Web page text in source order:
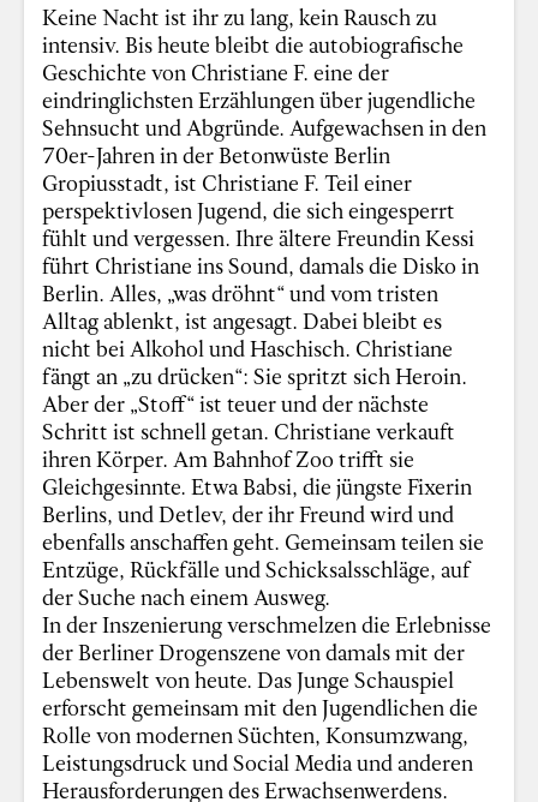
Keine Nacht ist ihr zu lang, kein Rausch zu
intensiv. Bis heute bleibt die autobiografische
Geschichte von Christiane F. eine der
eindringlichsten Erzählungen über jugendliche
Sehnsucht und Abgründe. Aufgewachsen in den
70er-Jahren in der Betonwüste Berlin
Gropiusstadt, ist Christiane F. Teil einer
perspektivlosen Jugend, die sich eingesperrt
fühlt und vergessen. Ihre ältere Freundin Kessi
führt Christiane ins Sound, damals die Disko in
Berlin. Alles, „was dröhnt“ und vom tristen
Alltag ablenkt, ist angesagt. Dabei bleibt es
nicht bei Alkohol und Haschisch. Christiane
fängt an „zu drücken“: Sie spritzt sich Heroin.
Aber der „Stoff“ ist teuer und der nächste
Schritt ist schnell getan. Christiane verkauft
ihren Körper. Am Bahnhof Zoo trifft sie
Gleichgesinnte. Etwa Babsi, die jüngste Fixerin
Berlins, und Detlev, der ihr Freund wird und
ebenfalls anschaffen geht. Gemeinsam teilen sie
Entzüge, Rückfälle und Schicksalsschläge, auf
der Suche nach einem Ausweg.
In der Inszenierung verschmelzen die Erlebnisse
der Berliner Drogenszene von damals mit der
Lebenswelt von heute. Das Junge Schauspiel
erforscht gemeinsam mit den Jugendlichen die
Rolle von modernen Süchten, Konsumzwang,
Leistungsdruck und Social Media und anderen
Herausforderungen des Erwachsenwerdens.